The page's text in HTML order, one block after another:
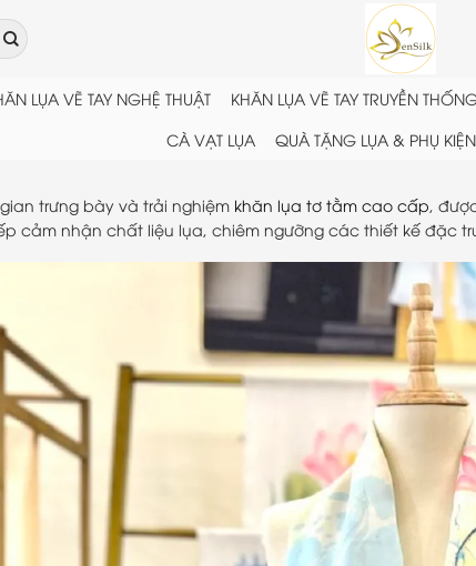
LỤA VẼ TAY NGHỆ THUẬT KHĂN LỤA VẼ TAY TRUYỀN
CÀ VẠT LỤA
QUÀ TẶNG LỤA & PHỤ KIỆN
gian trưng bày và trải nghiệm khăn lụa tơ tằm cao cấp,
cảm nhận chất liệu lụa, chiêm ngưỡng các thiết kế đặc